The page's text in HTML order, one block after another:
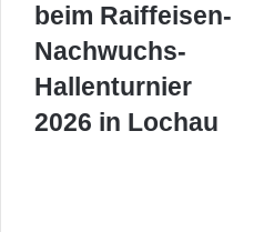
Raiffeisen-
Nachwuchs-
2026
in
Lochau
beim Raiffeisen-
Nachwuchs-
Hallenturnier
2026 in Lochau